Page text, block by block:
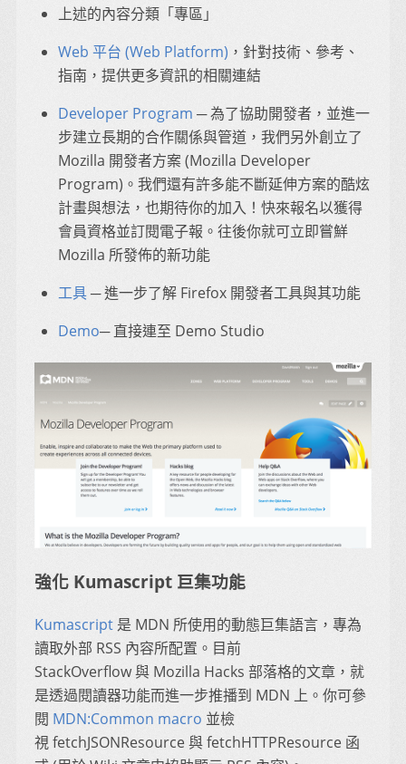
上述的內容分類「專區」
Web 平台 (Web Platform) ，針對技術、參考、
指南，提供更多資訊的相關連結
Developer Program ─ 為了協助開發者，並進一
步建立長期的合作關係與管道，我們另外創立了
Mozilla 開發者方案 (Mozilla Developer
Program)。我們還有許多能不斷延伸方案的酷炫
計畫與想法，也期待你的加入！快來報名以獲得
會員資格並訂閱電子報。往後你就可立即嘗鮮
Mozilla 所發佈的新功能
工具─ 進一步了解 Firefox 開發者工具與其功能
Demo─ 直接連至 Demo Studio
強化 Kumascript 巨集功能
Kumascript 是 MDN 所使用的動態巨集語言，專為
讀取外部 RSS 內容所配置。目前
StackOverflow 與 Mozilla Hacks 部落格的文章，就
是透過閱讀器功能而進一步推播到 MDN 上。你可參
閱 MDN:Common macro 並檢
視 fetchJSONResource 與 fetchHTTPResource 函